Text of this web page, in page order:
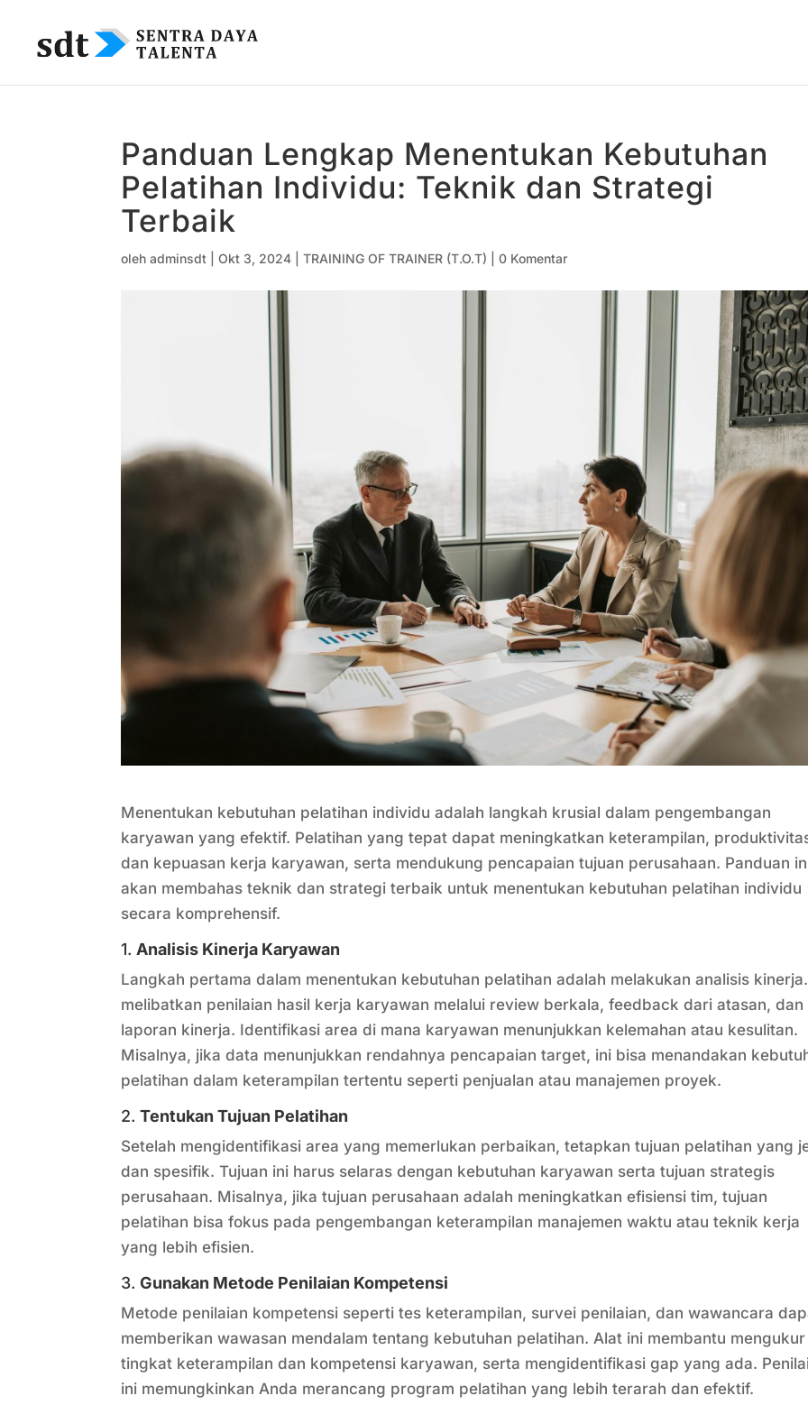
Panduan Lengkap Menentukan Kebutuhan
Pelatihan Individu: Teknik dan Strategi
Terbaik
olehadminsdt |Okt 3, 2024 |TRAINING OF TRAINER (T.O.T) |0 Komentar
Menentukan kebutuhan pelatihan individu adalah langkah krusial dalam pengembangan
karyawan yang efektif. Pelatihan yang tepat dapat meningkatkan keterampilan,
dan kepuasan kerja karyawan, serta mendukung pencapaian tujuan perusahaan. Panduan
akan membahas teknik dan strategi terbaik untuk menentukan kebutuhan pelatihan individu
secara komprehensif.
1.Analisis Kinerja Karyawan
Langkah pertama dalam menentukan kebutuhan pelatihan adalah melakukan analisis
melibatkan penilaian hasil kerja karyawan melalui review berkala, feedback dari atasan, dan
laporan kinerja. Identifikasi area di mana karyawan menunjukkan kelemahan atau kesulitan.
Misalnya, jika data menunjukkan rendahnya pencapaian target, ini bisa menandakan
pelatihan dalam keterampilan tertentu seperti penjualan atau manajemen proyek.
2.Tentukan Tujuan Pelatihan
Setelah mengidentifikasi area yang memerlukan perbaikan, tetapkan tujuan pelatihan yang
dan spesifik. Tujuan ini harus selaras dengan kebutuhan karyawan serta tujuan strategis
perusahaan. Misalnya, jika tujuan perusahaan adalah meningkatkan efisiensi tim, tujuan
pelatihan bisa fokus pada pengembangan keterampilan manajemen waktu atau teknik kerja
yang lebih efisien.
3.Gunakan Metode Penilaian Kompetensi
Metode penilaian kompetensi seperti tes keterampilan, survei penilaian, dan wawancara
memberikan wawasan mendalam tentang kebutuhan pelatihan. Alat ini membantu mengukur
tingkat keterampilan dan kompetensi karyawan, serta mengidentifikasi gap yang ada.
ini memungkinkan Anda merancang program pelatihan yang lebih terarah dan efektif.